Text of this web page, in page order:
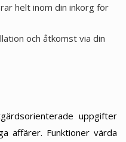
helt inom din inkorg för
och åtkomst via din
uppgifter
affärer. Funktioner värda